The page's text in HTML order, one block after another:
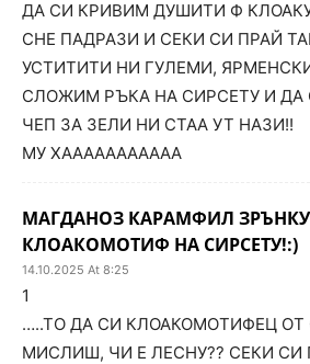
ДА СИ КРИВИМ ДУШИТИ Ф
СНЕ ПАДРАЗИ И СЕКИ СИ ПРАЙ
УСТИТИТИ НИ ГУЛЕМИ,
СЛОЖИМ РЪКА НА СИРСЕТУ И
ЧЕП ЗА ЗЕЛИ НИ СТАА УТ НАЗИ!!
МУ ХААААААААААА
МАГДАНОЗ КАРАМФИЛ
КЛОАКОМОТИФ НА СИРСЕТУ!:)
14.10.2025 At 8:25
1
…..ТО ДА СИ КЛОАКОМОТИФЕЦ
МИСЛИШ, ЧИ Е ЛЕСНУ?? СЕКИ СИ